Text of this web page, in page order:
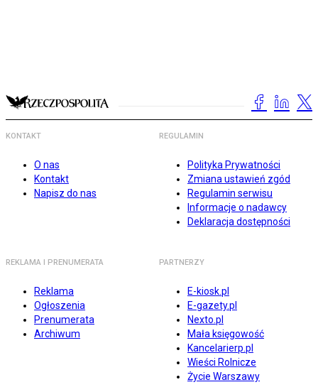
KONTAKT
O nas
Kontakt
Napisz do nas
REGULAMIN
Polityka Prywatności
Zmiana ustawień zgód
Regulamin serwisu
Informacje o nadawcy
Deklaracja dostępności
REKLAMA I PRENUMERATA
Reklama
Ogłoszenia
Prenumerata
Archiwum
PARTNERZY
E-kiosk.pl
E-gazety.pl
Nexto.pl
Mała księgowość
Kancelarierp.pl
Wieści Rolnicze
Życie Warszawy